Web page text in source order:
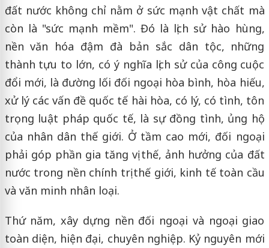
đất nước không chỉ nằm ở sức mạnh vật chất mà
còn là "sức mạnh mềm". Đó là lịch sử hào hùng,
nền văn hóa đậm đà bản sắc dân tộc, những
thành tựu to lớn, có ý nghĩa lịch sử của công cuộc
đổi mới, là đường lối đối ngoại hòa bình, hòa hiếu,
xử lý các vấn đề quốc tế hài hòa, có lý, có tình, tôn
trọng luật pháp quốc tế, là sự đồng tình, ủng hộ
của nhân dân thế giới. Ở tầm cao mới, đối ngoại
phải góp phần gia tăng vị thế, ảnh hưởng của đất
nước trong nền chính trị thế giới, kinh tế toàn cầu
và văn minh nhân loại.
Thứ năm, xây dựng nền đối ngoại và ngoại giao
toàn diện, hiện đại, chuyên nghiệp. Kỷ nguyên mới